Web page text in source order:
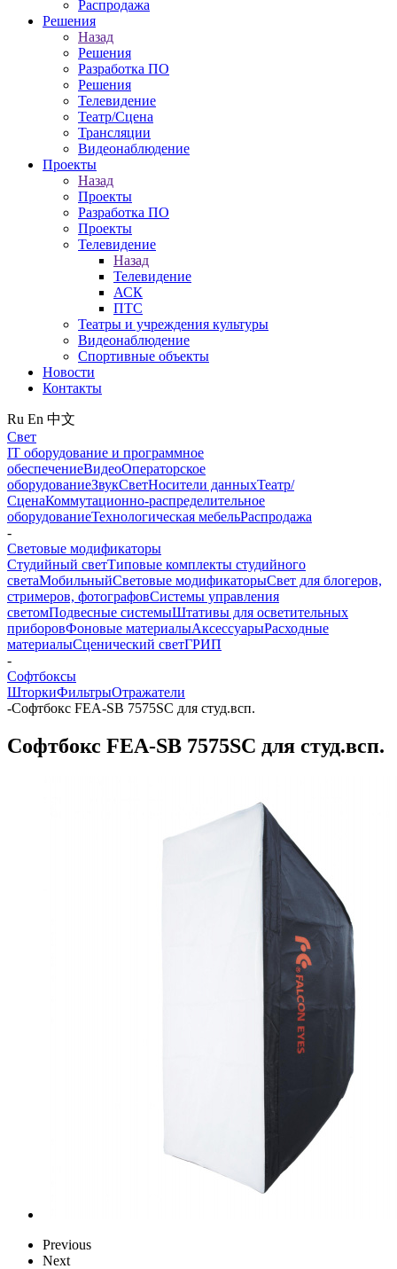
Распродажа
Решения
Назад
Решения
Разработка ПО
Решения
Телевидение
Театр/Сцена
Трансляции
Видеонаблюдение
Проекты
Назад
Проекты
Разработка ПО
Проекты
Телевидение
Назад
Телевидение
АСК
ПТС
Театры и учреждения культуры
Видеонаблюдение
Спортивные объекты
Новости
Контакты
Ru En 中文
Свет
IT оборудование и программное
обеспечениеВидеоОператорское
оборудованиеЗвукСветНосители данныхТеатр/
СценаКоммутационно-распределительное
оборудованиеТехнологическая мебельРаспродажа
-
Световые модификаторы
Студийный светТиповые комплекты студийного
светаМобильныйСветовые модификаторыСвет для блогеров,
стримеров, фотографовСистемы управления
светомПодвесные системыШтативы для осветительных
приборовФоновые материалыАксессуарыРасходные
материалыСценический светГРИП
-
Софтбоксы
ШторкиФильтрыОтражатели
-Софтбокс FEA-SB 7575SC для студ.всп.
Софтбокс FEA-SB 7575SC для студ.всп.
Previous
Next